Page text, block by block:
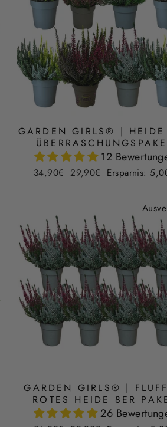
GARDEN GIRLS® | HEIDE
12
Normaler
34,90€ Sonderpreis
29,90€ Ersparnis:
GARDEN GIRLS® |
ROTES HEIDE 8ER
26